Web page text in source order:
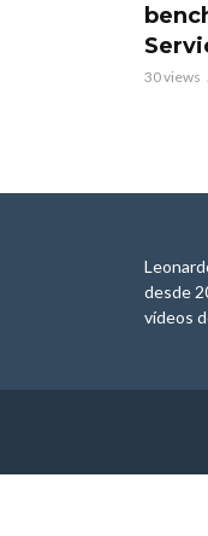
30 views
desde
vídeos